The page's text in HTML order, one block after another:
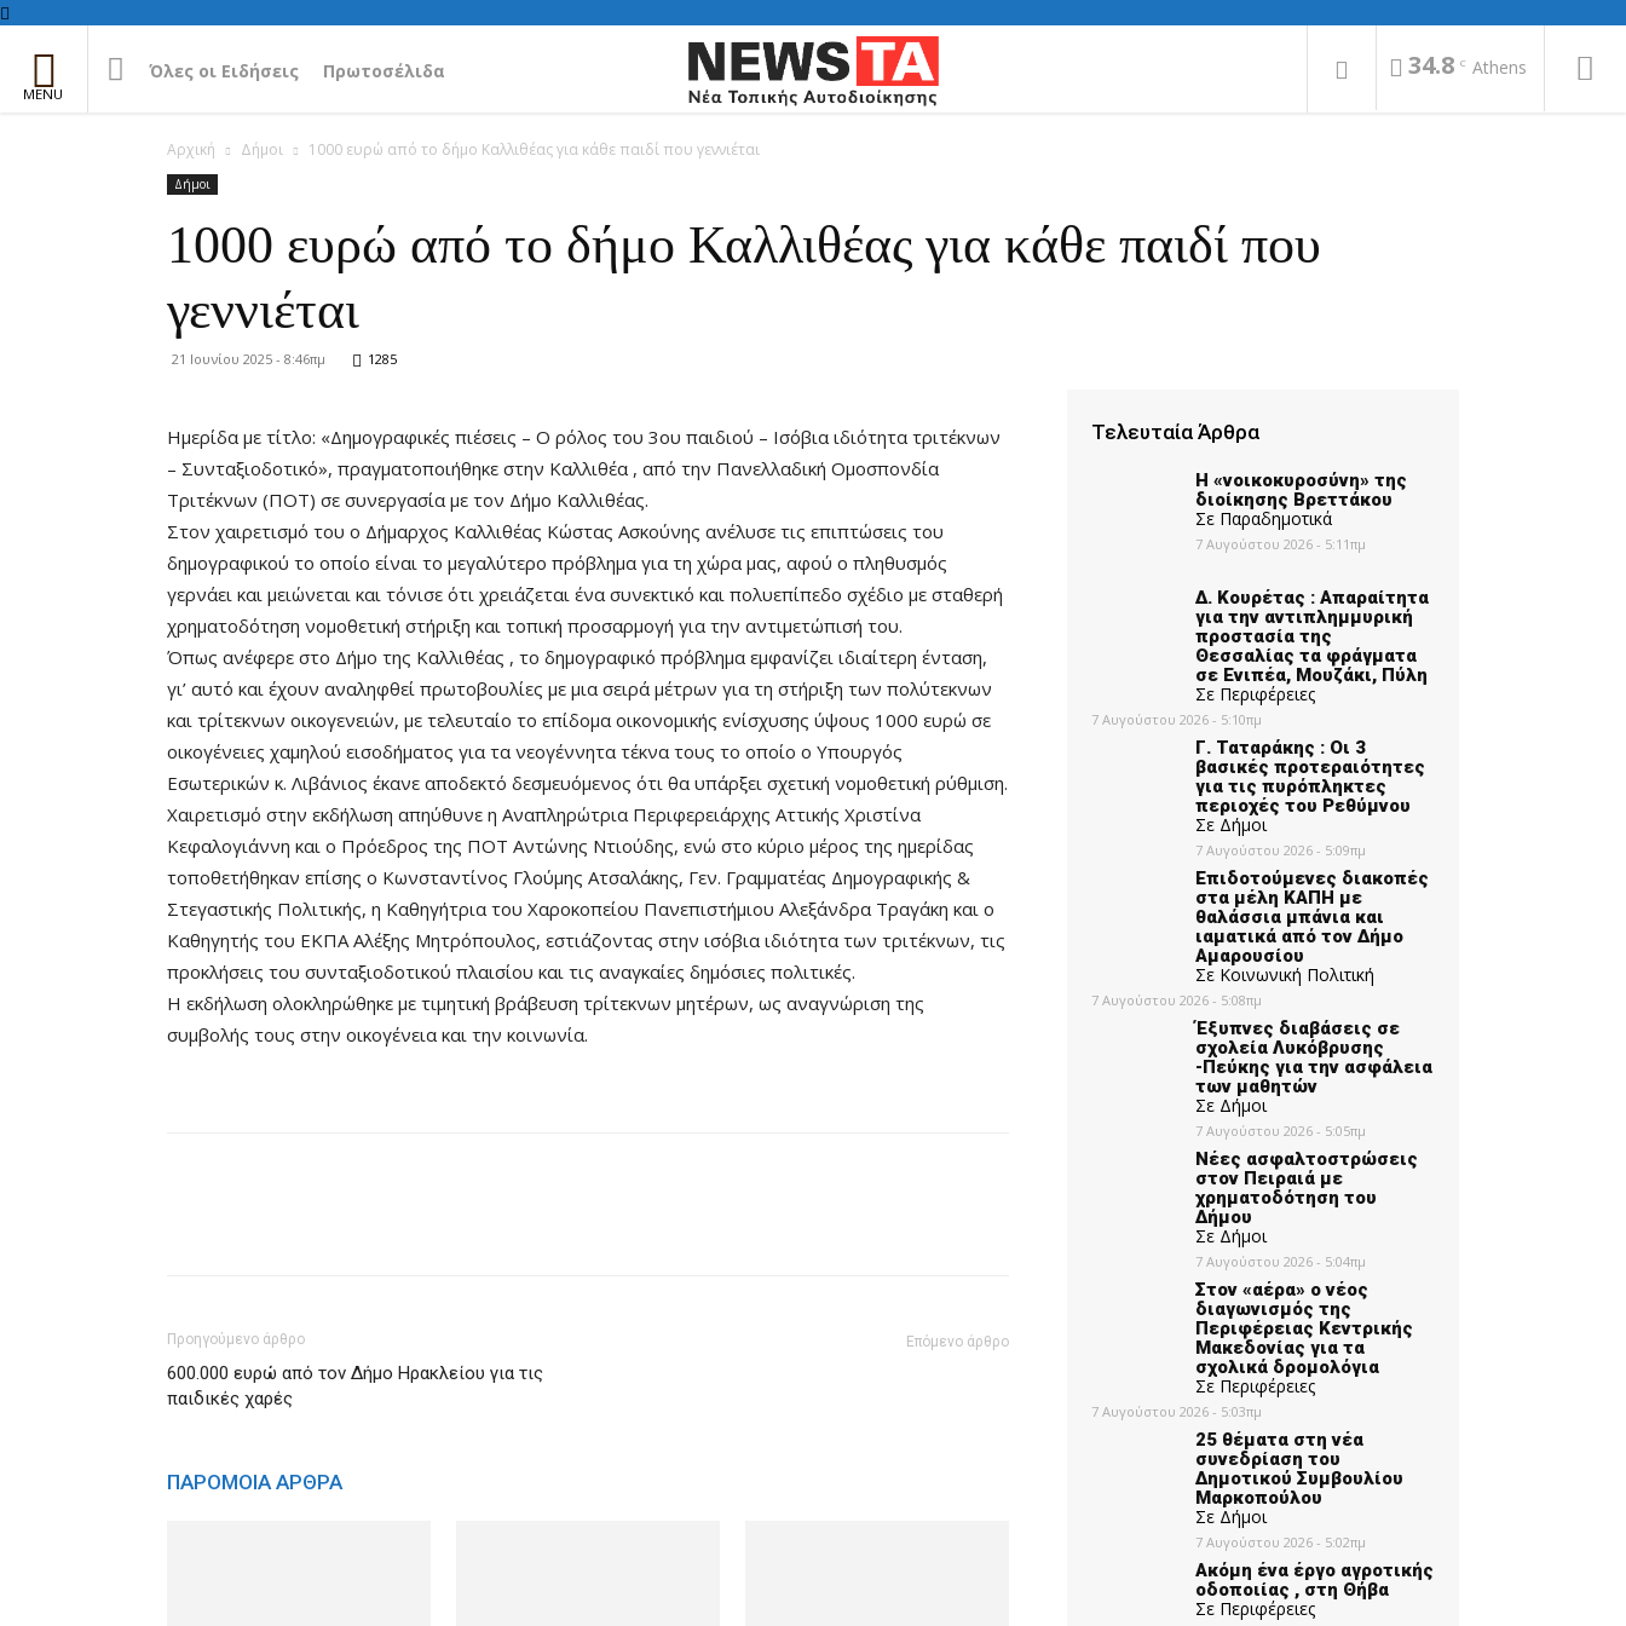
Όλες οι Ειδήσεις Πρωτοσέλιδα 34.8 C Athens
Αρχική Δήμοι 1000 ευρώ από το δήμο Καλλιθέας για κάθε παιδί που γεννιέται
Δήμοι
1000 ευρώ από το δήμο Καλλιθέας για κάθε παιδί που
γεννιέται
21 Ιουνίου 2025 - 8:46πμ 1285
Hμερίδα με τίτλο: «Δημογραφικές πιέσεις – Ο ρόλος του 3ου παιδιού – Ισόβια ιδιότητα τριτέκνων
– Συνταξιοδοτικό», πραγματοποιήθηκε στην Καλλιθέα , από την Πανελλαδική Ομοσπονδία
Τριτέκνων (ΠΟΤ) σε συνεργασία με τον Δήμο Καλλιθέας.
Στον χαιρετισμό του ο Δήμαρχος Καλλιθέας Κώστας Ασκούνης ανέλυσε τις επιπτώσεις του
δημογραφικού το οποίο είναι το μεγαλύτερο πρόβλημα για τη χώρα μας, αφού ο πληθυσμός
γερνάει και μειώνεται και τόνισε ότι χρειάζεται ένα συνεκτικό και πολυεπίπεδο σχέδιο με σταθερή
χρηματοδότηση νομοθετική στήριξη και τοπική προσαρμογή για την αντιμετώπισή του.
Όπως ανέφερε στο Δήμο της Καλλιθέας , το δημογραφικό πρόβλημα εμφανίζει ιδιαίτερη ένταση,
γι’ αυτό και έχουν αναληφθεί πρωτοβουλίες με μια σειρά μέτρων για τη στήριξη των πολύτεκνων
και τρίτεκνων οικογενειών, με τελευταίο το επίδομα οικονομικής ενίσχυσης ύψους 1000 ευρώ σε
οικογένειες χαμηλού εισοδήματος για τα νεογέννητα τέκνα τους το οποίο ο Υπουργός
Εσωτερικών κ. Λιβάνιος έκανε αποδεκτό δεσμευόμενος ότι θα υπάρξει σχετική νομοθετική ρύθμιση.
Χαιρετισμό στην εκδήλωση απηύθυνε η Αναπληρώτρια Περιφερειάρχης Αττικής Χριστίνα
Κεφαλογιάννη και ο Πρόεδρος της ΠΟΤ Αντώνης Ντιούδης, ενώ στο κύριο μέρος της ημερίδας
τοποθετήθηκαν επίσης ο Κωνσταντίνος Γλούμης Ατσαλάκης, Γεν. Γραμματέας Δημογραφικής &
Στεγαστικής Πολιτικής, η Καθηγήτρια του Χαροκοπείου Πανεπιστήμιου Αλεξάνδρα Τραγάκη και ο
Καθηγητής του ΕΚΠΑ Αλέξης Μητρόπουλος, εστιάζοντας στην ισόβια ιδιότητα των τριτέκνων, τις
προκλήσεις του συνταξιοδοτικού πλαισίου και τις αναγκαίες δημόσιες πολιτικές.
Η εκδήλωση ολοκληρώθηκε με τιμητική βράβευση τρίτεκνων μητέρων, ως αναγνώριση της
συμβολής τους στην οικογένεια και την κοινωνία.
Προηγούμενο άρθρο
600.000 ευρώ από τον Δήμο Ηρακλείου για τις
παιδικές χαρές
Επόμενο άρθρο
ΠΑΡΟΜΟΙΑ ΑΡΘΡΑ
Τελευταία Άρθρα
Η «νοικοκυροσύνη» της
διοίκησης Βρεττάκου
Σε Παραδημοτικά
7 Αυγούστου 2026 - 5:11πμ
Δ. Κουρέτας : Απαραίτητα
για την αντιπλημμυρική
προστασία της
Θεσσαλίας τα φράγματα
σε Ενιπέα, Μουζάκι, Πύλη
Σε Περιφέρειες
7 Αυγούστου 2026 - 5:10πμ
Γ. Ταταράκης : Οι 3
βασικές προτεραιότητες
για τις πυρόπληκτες
περιοχές του Ρεθύμνου
Σε Δήμοι
7 Αυγούστου 2026 - 5:09πμ
Επιδοτούμενες διακοπές
στα μέλη ΚΑΠΗ με
θαλάσσια μπάνια και
ιαματικά από τον Δήμο
Αμαρουσίου
Σε Κοινωνική Πολιτική
7 Αυγούστου 2026 - 5:08πμ
Έξυπνες διαβάσεις σε
σχολεία Λυκόβρυσης
-Πεύκης για την ασφάλεια
των μαθητών
Σε Δήμοι
7 Αυγούστου 2026 - 5:05πμ
Νέες ασφαλτοστρώσεις
στον Πειραιά με
χρηματοδότηση του
Δήμου
Σε Δήμοι
7 Αυγούστου 2026 - 5:04πμ
Στον «αέρα» ο νέος
διαγωνισμός της
Περιφέρειας Κεντρικής
Μακεδονίας για τα
σχολικά δρομολόγια
Σε Περιφέρειες
7 Αυγούστου 2026 - 5:03πμ
25 θέματα στη νέα
συνεδρίαση του
Δημοτικού Συμβουλίου
Μαρκοπούλου
Σε Δήμοι
7 Αυγούστου 2026 - 5:02πμ
Ακόμη ένα έργο αγροτικής
οδοποιίας , στη Θήβα
Σε Περιφέρειες